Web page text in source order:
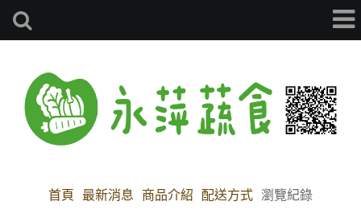
首頁 最新消息 商品介紹 配送方式 瀏覽紀錄